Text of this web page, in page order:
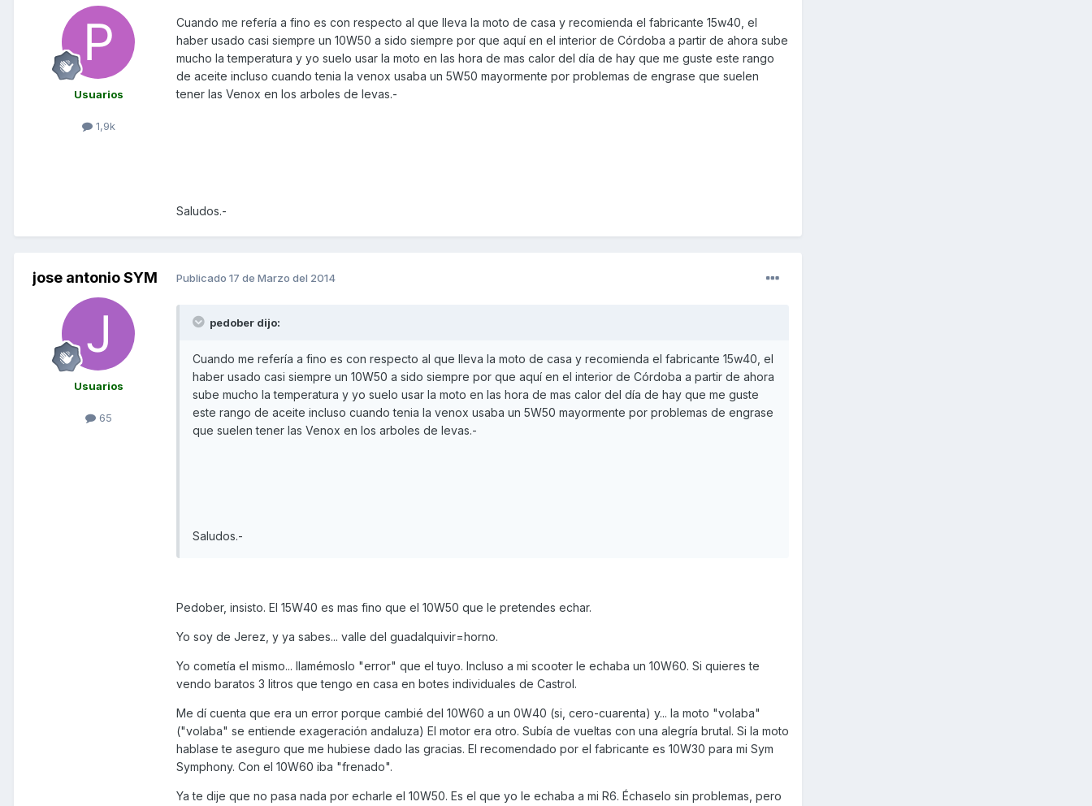
Usuarios
1,9k
Cuando me refería a fino es con respecto al que lleva la moto de casa y recomienda el fabricante 15w40, el
haber usado casi siempre un 10W50 a sido siempre por que aquí en el interior de Córdoba a partir de ahora sube
mucho la temperatura y yo suelo usar la moto en las hora de mas calor del día de hay que me guste este rango
de aceite incluso cuando tenia la venox usaba un 5W50 mayormente por problemas de engrase que suelen
tener las Venox en los arboles de levas.-
Saludos.-
jose antonio SYM
Usuarios
65
Publicado 17 de Marzo del 2014
pedober dijo:
Cuando me refería a fino es con respecto al que lleva la moto de casa y recomienda el fabricante 15w40, el
haber usado casi siempre un 10W50 a sido siempre por que aquí en el interior de Córdoba a partir de ahora
sube mucho la temperatura y yo suelo usar la moto en las hora de mas calor del día de hay que me guste
este rango de aceite incluso cuando tenia la venox usaba un 5W50 mayormente por problemas de engrase
que suelen tener las Venox en los arboles de levas.-
Saludos.-
Pedober, insisto. El 15W40 es mas fino que el 10W50 que le pretendes echar.
Yo soy de Jerez, y ya sabes... valle del guadalquivir=horno.
Yo cometía el mismo... llamémoslo "error" que el tuyo. Incluso a mi scooter le echaba un 10W60. Si quieres te
vendo baratos 3 litros que tengo en casa en botes individuales de Castrol.
Me dí cuenta que era un error porque cambié del 10W60 a un 0W40 (si, cero-cuarenta) y... la moto "volaba"
("volaba" se entiende exageración andaluza) El motor era otro. Subía de vueltas con una alegría brutal. Si la moto
hablase te aseguro que me hubiese dado las gracias. El recomendado por el fabricante es 10W30 para mi Sym
Symphony. Con el 10W60 iba "frenado".
Ya te dije que no pasa nada por echarle el 10W50. Es el que yo le echaba a mi R6. Échaselo sin problemas, pero